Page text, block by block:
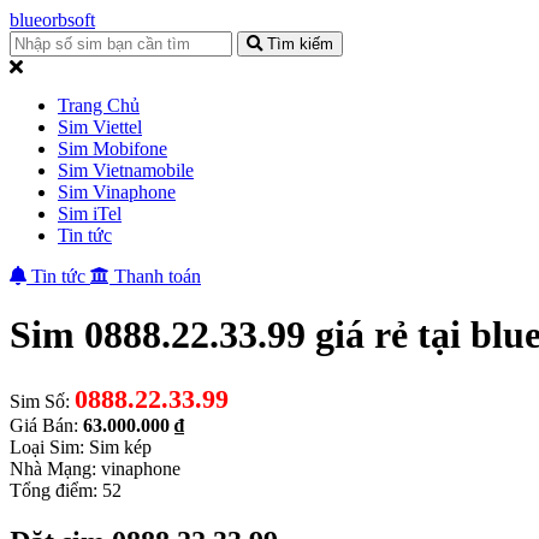
blueorbsoft
Tìm kiếm
Trang Chủ
Sim Viettel
Sim Mobifone
Sim Vietnamobile
Sim Vinaphone
Sim iTel
Tin tức
Tin tức
Thanh toán
Sim 0888.22.33.99 giá rẻ tại
Sim Số: 0888.22.33.99
Giá Bán: 63.000.000 ₫
Loại Sim: Sim kép
Nhà Mạng: vinaphone
Tổng điểm: 52